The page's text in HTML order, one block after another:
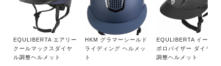
EQULIBERTA エアリー
クールマックスダイヤ
ル調整ヘルメット
HKM グラマーシールド
ライディング ヘルメッ
ト
EQULIBERTA イージス
ポロバイザー ダイヤル
調整ヘルメット